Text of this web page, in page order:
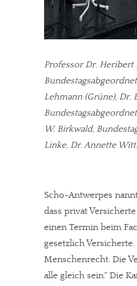
Professor Dr. Heribert
Lehmann (Grüne), Dr.
W. Birkwald,
Linke, Dr. Annette
Scho-Antwerpes
dass privat
einen Termin beim
gesetzlich
Menschenrecht. Die
alle gleich sein.“ Die